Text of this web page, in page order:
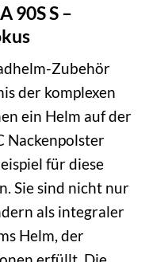
90S S –
Zubehör
der komplexen
ein Helm auf der
Nackenpolster
für diese
Sie sind nicht nur
als integraler
Helm, der